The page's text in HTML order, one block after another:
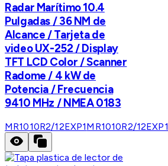
Radar Marítimo 10.4
Pulgadas / 36 NM de
Alcance / Tarjeta de
video UX-252 / Display
TFT LCD Color / Scanner
Radome / 4 kW de
Potencia / Frecuencia
9410 MHz / NMEA 0183
MR1010R2/12EXP1MR1010R2/12EXP1